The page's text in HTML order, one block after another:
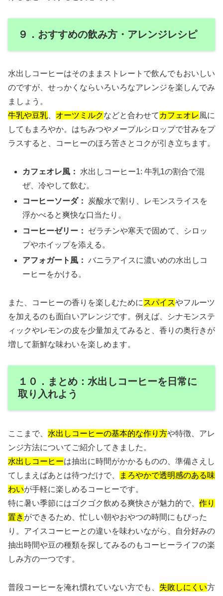
９．おすすめの飲み方・アレンジレシピ
水出しコーヒーはそのままストレートで飲んでもおいしい
のですが、せっかくならいろいろなアレンジを楽しんでみ
ましょう。
牛乳や豆乳
オーツミルクなどと合わせて カフェオレ 風に
してもまろやか。はちみつやメープルシロップで甘みをプ
ラスすると、コーヒーのほろ苦さとコクが引き立ちます。
カフェオレ風：
水出しコーヒー1: 牛乳1の割合で混
ぜ、冷やして飲む。
コーヒーソーダ：
炭酸水で割り、レモンスライスを
浮かべると爽快な口当たり。
コーヒーゼリー：
ゼラチンや寒天で固めて、シロッ
プやホイップを添える。
アフォガート風： バニラアイスに濃いめの水出しコ
ーヒーをかける。
また、コーヒーの香りを楽しむために スパイスやフルーツ
を加えるのも面白いアレンジです。例えば、シナモンステ
ィックやレモンの皮を少量加えてみると、香りの奥行きが
増して新鮮な味わいを楽しめます。
１０．まとめ：水出しコーヒーを日常に
取り入れよう
ここまで、 水出しコーヒーの基本的な作り方や特徴、アレ
ンジ方法についてご紹介してきました。
水出しコーヒーは抽出に時間がかかるものの、準備さえし
てしまえばあとは待つだけで、
まろやかで透明感のある味
わいが手軽に楽しめるコーヒーです。
特に暑い季節にはゴクゴク飲める爽快さが魅力的で、 作り
置き ができるため、忙しい朝やおやつの時間にもぴった
り。アイスコーヒーとの違いを味わいながら、自分好みの
抽出時間や豆の種類を探してみるのもコーヒーライフの楽
しみ方の一つです。
普段コーヒーを淹れ慣れていない方でも、 失敗しにくい方